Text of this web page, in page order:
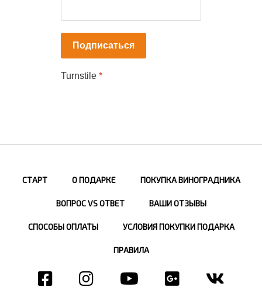
Подписаться
Turnstile *
СТАРТ О ПОДАРКЕ ПОКУПКА ВИНОГРАДНИКА
ВОПРОС VS ОТВЕТ ВАШИ ОТЗЫВЫ
СПОСОБЫ ОПЛАТЫ УСЛОВИЯ ПОКУПКИ ПОДАРКА
ПРАВИЛА